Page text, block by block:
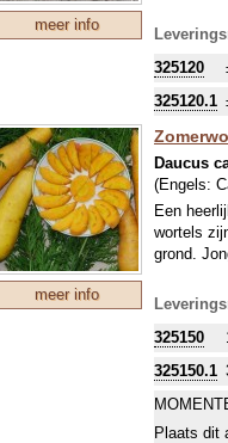
meer info
325120
325120.1
meer info
Daucus
(Engels:
Een
wortels
grond.
325150
325150.1
Plaats dit